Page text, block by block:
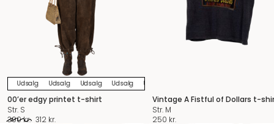
Udsalg Udsalg Udsalg Udsalg Udsalg
00’er edgy printet t-shirt
Str. S
390kr. Den
312 kr.
Vintage A Fistful of Dollars t-
Str. M
250 kr.